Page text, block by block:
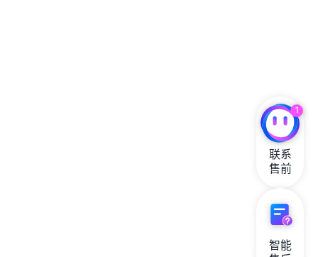
1
联系
售前
智能